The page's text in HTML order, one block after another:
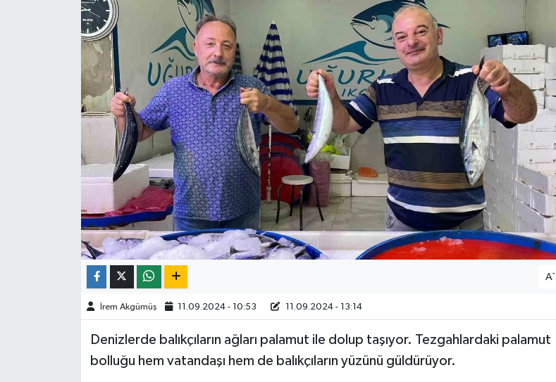
A-
İrem Akgümüş 11.09.2024 - 10:53 11.09.2024 - 13:14
Denizlerde balıkçıların ağları palamut ile dolup taşıyor. Tezgahlardaki palamut
bolluğu hem vatandaşı hem de balıkçıların yüzünü güldürüyor.
İLÇELER
RESMİ İLANLAR
TURİZM
MAGAZİN
BİLİM&TEKNOLOJİ